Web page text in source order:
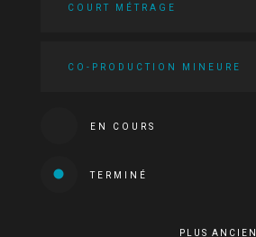
COURT MÉTRAGE
CO-PRODUCTION MINEURE
EN COURS
TERMINÉ
PLUS ANCIEN